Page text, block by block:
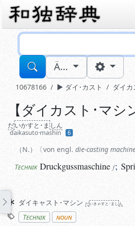
Ä…
10678166 ダイ･カスト ダイ
N. von engl.die-casting machine
Technik Druckgussmaschine
【ダイカスト･マシ
だいかすと･ましん
daikasuto·mashin
6
N. von engl. die-casting
Technik Druckgussmaschine f;
Synonyme
ダイキャスト･マシン だいきゃすと･ましん
Stichworte
Technik
noun